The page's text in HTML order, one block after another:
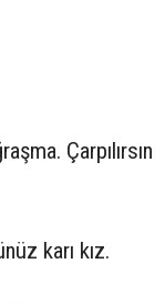
Çarpılırsın
karı kız.